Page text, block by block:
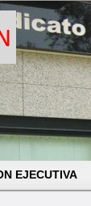
EJECUTIVA